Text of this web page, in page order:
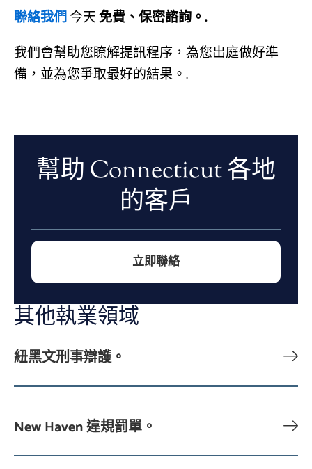
聯絡我們今天免費、保密諮詢。.
我們會幫助您瞭解提訊程序，為您出庭做好準
備，並為您爭取最好的結果。.
幫助 Connecticut 各地
的客戶
立即聯絡
其他執業領域
紐黑文刑事辯護。
New Haven 違規罰單。